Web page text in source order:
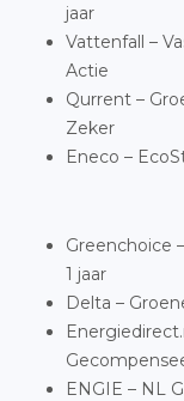
jaar
Vattenfall –
Actie
Qurrent –
Zeker
Eneco –
Greenchoice
1 jaar
Delta –
ENGIE – NL